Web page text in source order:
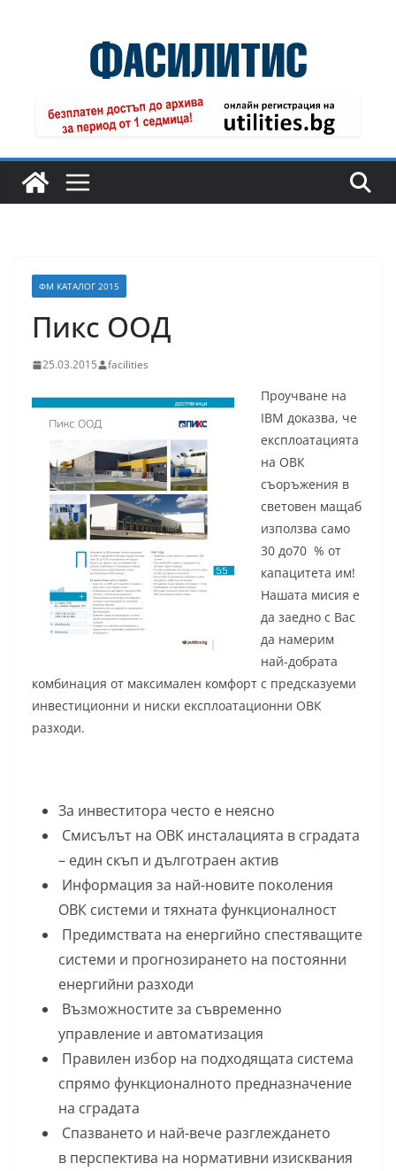
ФМ КАТАЛОГ 2015
Пикс ООД
25.03.2015 facilities
Проучване на
IBM доказва, че
експлоатацията
на ОВК
съоръжения в
световен мащаб
използва само
30 до70 % от
капацитета им!
Нашaтa мисия е
да заедно с Вас
да намерим
най-добрата
комбинация от максимален комфорт с предсказуеми
инвестиционни и ниски експлоатационни ОВК
разходи.
За инвеститора често е неясно
Смисълът на ОВК инсталацията в сградата
– един скъп и дълготраен актив
Информация за най-новите поколения
ОВК системи и тяхната функционалност
Предимствата на енергийно спестяващите
системи и прогнозирането на постоянни
енергийни разходи
Възможностите за съвременно
управление и автоматизация
Правилен избор на подходящата система
спрямо функционалното предназначение
на сградата
Спазването и най-вече разглеждането
в перспектива на нормативни изисквания